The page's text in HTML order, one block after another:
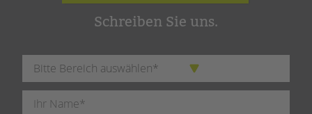
Schreiben Sie uns.